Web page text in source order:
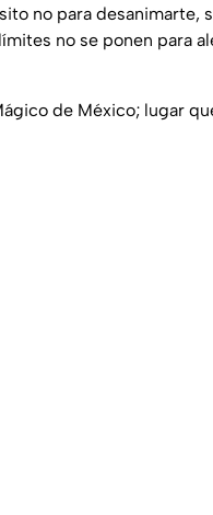
no para desanimarte,
no se ponen para
de México; lugar